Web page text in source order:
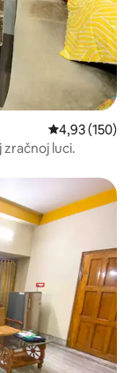
Prosječna
4,93 (150)
luci.